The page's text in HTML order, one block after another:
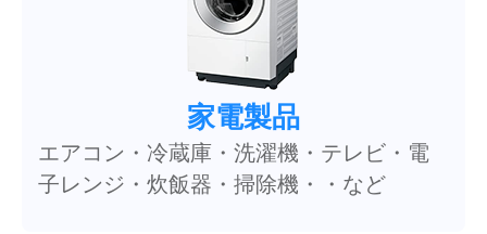
家電製品
エアコン・冷蔵庫・洗濯機・テレビ・電
子レンジ・炊飯器・掃除機・・など